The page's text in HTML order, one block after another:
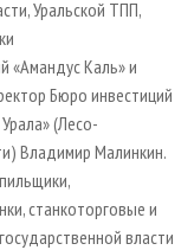
Уральской ТПП,
«Амандус Каль» и
Бюро инвестиций
(Лесо-
Владимир Малинкин.
станкоторговые и
власти